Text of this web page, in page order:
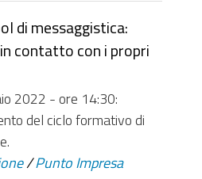
di messaggistica:
contatto con i propri
2022 - ore 14:30:
del ciclo formativo di
/Punto Impresa